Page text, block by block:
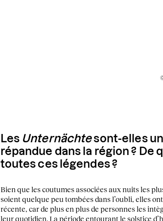
Les Unternächtesont-elles
répandue dans la région ? De
toutes ces légendes ?
Bien que les coutumes associées aux nuits les
soient quelque peu tombées dans l’oubli, elles
récente, car de plus en plus de personnes les
leur quotidien. La période entourant le solstice